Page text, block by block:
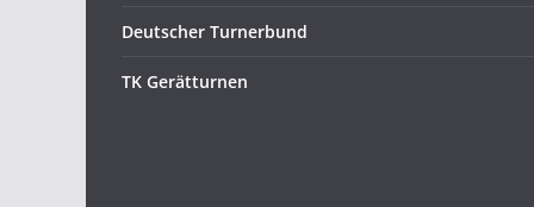
Deutscher Turnerbund
TK Gerätturnen